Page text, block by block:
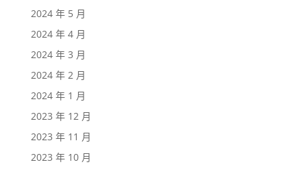
2024 年 5 月
2024 年 4 月
2024 年 3 月
2024 年 2 月
2024 年 1 月
2023 年 12 月
2023 年 11 月
2023 年 10 月